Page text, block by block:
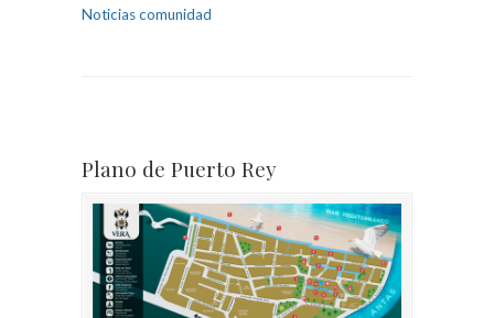
Noticias comunidad
Plano de Puerto Rey